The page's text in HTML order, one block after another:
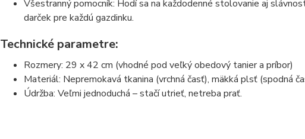
Všestranný pomocník: Hodí sa na každodenné stolovanie aj
darček pre každú gazdinku.
Technické parametre:
Rozmery: 29 x 42 cm (vhodné pod veľký obedový tanier a príbor)
Materiál: Nepremokavá tkanina (vrchná časť), mäkká plsť (spodná
Údržba: Veľmi jednoduchá – stačí utrieť, netreba prať.